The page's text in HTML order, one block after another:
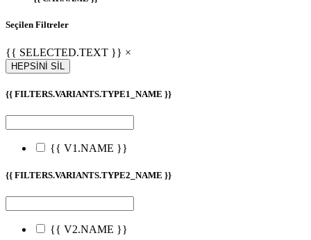
Seçilen Filtreler
{{ SELECTED.TEXT }} ×
HEPSİNİ SİL
{{ FILTERS.VARIANTS.TYPE1_NAME }}
{{ V1.NAME }}
{{ FILTERS.VARIANTS.TYPE2_NAME }}
{{ V2.NAME }}